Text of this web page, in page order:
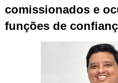
comissionados e
funções de